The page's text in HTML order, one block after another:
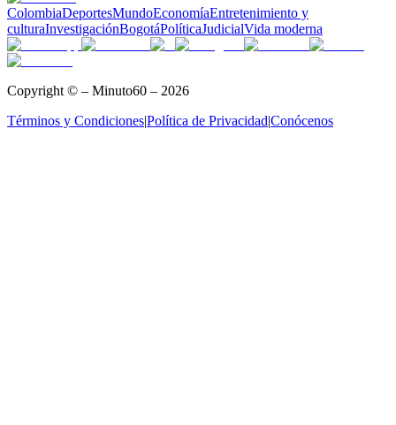
ColombiaDeportesMundoEconomíaEntretenimiento y
culturaInvestigaciónBogotáPolíticaJudicialVida moderna
Copyright © – Minuto60 – 2026
Términos y Condiciones|Política de Privacidad|Conócenos